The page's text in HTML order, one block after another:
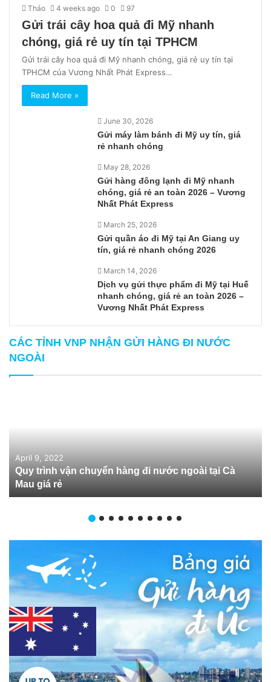
Thảo 4 weeks ago 0 97
Gửi trái cây hoa quả đi Mỹ nhanh
chóng, giá rẻ uy tín tại TPHCM
Gửi trái cây hoa quả đi Mỹ nhanh chóng, giá rẻ uy tín tại
TPHCM của Vương Nhất Phát Express…
Read More »
June 30, 2026
Gửi máy làm bánh đi Mỹ uy tín, giá
rẻ nhanh chóng
May 28, 2026
Gửi hàng đông lạnh đi Mỹ nhanh
chóng, giá rẻ an toàn 2026 – Vương
Nhất Phát Express
March 25, 2026
Gửi quần áo đi Mỹ tại An Giang uy
tín, giá rẻ nhanh chóng 2026
March 14, 2026
Dịch vụ gửi thực phẩm đi Mỹ tại Huế
nhanh chóng, giá rẻ an toàn 2026 –
Vương Nhất Phát Express
CÁC TỈNH VNP NHẬN GỬI HÀNG ĐI NƯỚC
NGOÀI
April 9, 2022
Quy trình vận chuyển hàng đi nước ngoài tại Cà
Mau giá rẻ